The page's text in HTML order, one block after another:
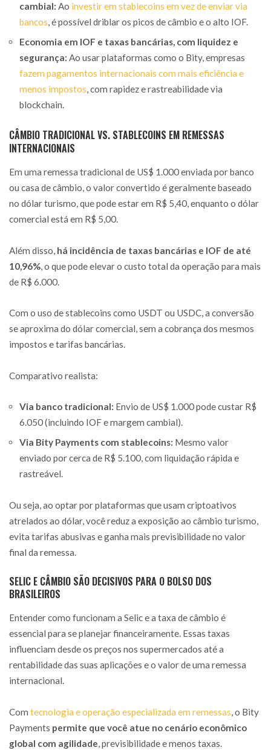
cambial: Ao investir em stablecoins em vez de enviar via
bancos, é possível driblar os picos de câmbio e o alto IOF.
Economia em IOF e taxas bancárias, com liquidez e
segurança: Ao usar plataformas como o Bity, empresas
fazem pagamentos internacionais com mais eficiência e
menos impostos, com rapidez e rastreabilidade via
blockchain.
CÂMBIO TRADICIONAL VS. STABLECOINS EM REMESSAS
INTERNACIONAIS
Em uma remessa tradicional de US$ 1.000 enviada por banco
ou casa de câmbio, o valor convertido é geralmente baseado
no dólar turismo, que pode estar em R$ 5,40, enquanto o dólar
comercial está em R$ 5,00.
Além disso, há incidência de taxas bancárias e IOF de até
10,96% , o que pode elevar o custo total da operação para mais
de R$ 6.000.
Com o uso de stablecoins como USDT ou USDC, a conversão
se aproxima do dólar comercial, sem a cobrança dos mesmos
impostos e tarifas bancárias.
Comparativo realista:
Via banco tradicional: Envio de US$ 1.000 pode custar R$
6.050 (incluindo IOF e margem cambial).
Via Bity Payments com stablecoins: Mesmo valor
enviado por cerca de R$ 5.100, com liquidação rápida e
rastreável.
Ou seja, ao optar por plataformas que usam criptoativos
atrelados ao dólar, você reduz a exposição ao câmbio turismo,
evita tarifas abusivas e ganha mais previsibilidade no valor
final da remessa.
SELIC E CÂMBIO SÃO DECISIVOS PARA O BOLSO DOS
BRASILEIROS
Entender como funcionam a Selic e a taxa de câmbio é
essencial para se planejar financeiramente. Essas taxas
influenciam desde os preços nos supermercados até a
rentabilidade das suas aplicações e o valor de uma remessa
internacional.
Com tecnologia e operação especializada em remessas, o Bity
Payments permite que você atue no cenário econômico
global com agilidade, previsibilidade e menos taxas.